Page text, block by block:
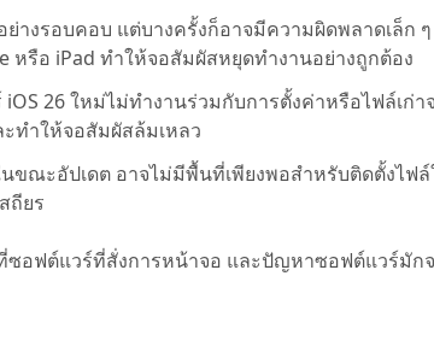
างรอบคอบ แต่บางครั้งก็อาจมีความผิดพลาดเล็ก ๆ
หรือ iPad ทำให้จอสัมผัสหยุดทำงานอย่างถูกต้อง
26 ใหม่ไม่ทำงานร่วมกับการตั้งค่าหรือไฟล์เก่า
ทำให้จอสัมผัสล้มเหลว
ขณะอัปเดต อาจไม่มีพื้นที่เพียงพอสำหรับติดตั้งไฟ
ถียร
ฟต์แวร์ที่สั่งการหน้าจอ และปัญหาซอฟต์แวร์มัก